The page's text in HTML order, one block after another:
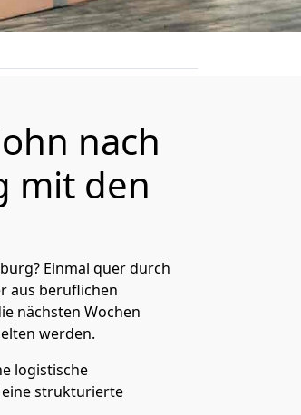
nach
mit den
Einmal quer durch
aus beruflichen
nächsten Wochen
werden.
logistische
strukturierte